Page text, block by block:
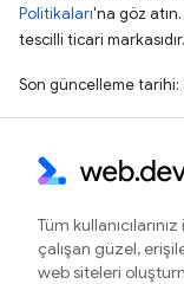
Politikaları'na göz
tescilli ticari markasıdır.
Son güncelleme
Tüm
çalışan güzel,
web siteleri